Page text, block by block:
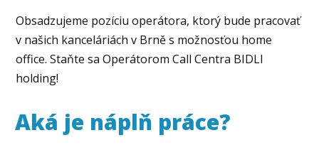
Obsadzujeme pozíciu operátora, ktorý bude pracovať
v našich kanceláriách v Brně s možnosťou home
office. Staňte sa Operátorom Call Centra BIDLI
holding!
Aká je náplň práce?